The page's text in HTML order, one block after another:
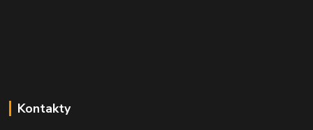
Kontakty